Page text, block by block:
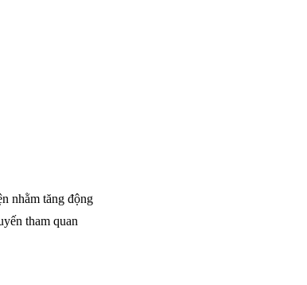
nhằm tăng động
tham quan